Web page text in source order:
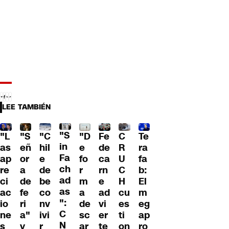
LEE TAMBIÉN
"L
as
ap
re
ci
ac
io
ne
"S
eñ
or
a
de
fe
ri
a"
"C
hil
e
de
be
co
nv
ivi
"S
in
Fa
ch
ad
as
":
C
N
"D
e
fo
r
m
a
de
sc
Fe
de
ca
rn
e
ad
vi
er
C
R
U
C
H
cu
es
ti
Te
ra
fa
b:
El
m
eg
ap